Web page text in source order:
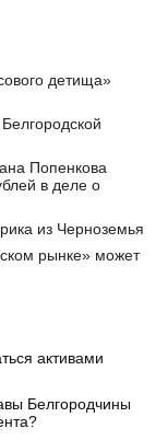
детища»
Попенкова
в деле о
из Черноземья
рынке» может
активами
Белгородчины